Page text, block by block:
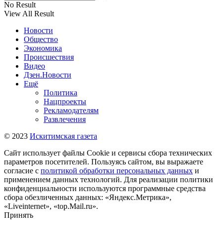
No Result
View All Result
Новости
Общество
Экономика
Происшествия
Видео
Дзен.Новости
Ещё
Политика
Нацпроекты
Рекламодателям
Развлечения
© 2023 Искитимская газета
Сайт использует файлы Cookie и сервисы сбора технических
параметров посетителей. Пользуясь сайтом, вы выражаете
согласие с политикой обработки персональных данных и
применением данных технологий. Для реализации политики
конфиденциальности используются программные средства
сбора обезличенных данных: «Яндекс.Метрика»,
«Liveinternet», «top.Mail.ru».
Принять